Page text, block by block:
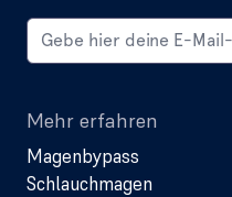
Mehr erfahren
Magenbypass
Schlauchmagen